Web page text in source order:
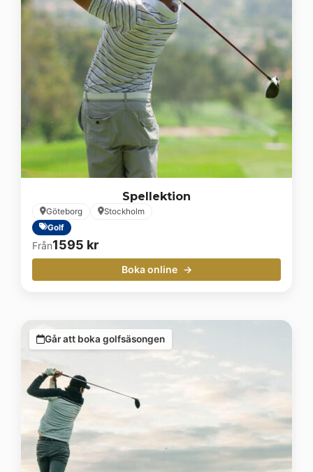
Spellektion
Göteborg
Stockholm
Golf
Från1595 kr
Boka online
Går att boka golfsäsongen